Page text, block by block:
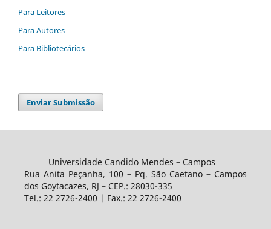
Para Leitores
Para Autores
Para Bibliotecários
Enviar Submissão
Universidade Candido Mendes – Campos
Rua Anita Peçanha, 100 – Pq. São Caetano – Campos
dos Goytacazes, RJ – CEP.: 28030-335
Tel.: 22 2726-2400 | Fax.: 22 2726-2400